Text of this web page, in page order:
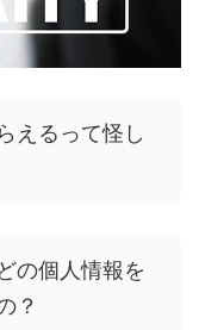
えるって怪し
の個人情報を
？